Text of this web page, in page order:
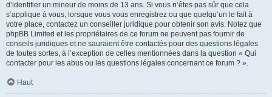
d’identifier un mineur de moins de 13 ans. Si vous n’êtes pas sûr que cela
s’applique à vous, lorsque vous vous enregistrez ou que quelqu’un le fait à
votre place, contactez un conseiller juridique pour obtenir son avis. Notez que
phpBB Limited et les propriétaires de ce forum ne peuvent pas fournir de
conseils juridiques et ne sauraient être contactés pour des questions légales
de toutes sortes, à l’exception de celles mentionnées dans la question « Qui
contacter pour les abus ou les questions légales concernant ce forum ? ».
Haut